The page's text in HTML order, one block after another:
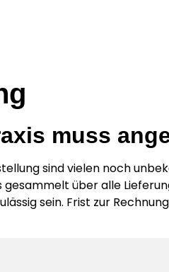
muss
sind vielen noch
über alle
sein. Frist zur